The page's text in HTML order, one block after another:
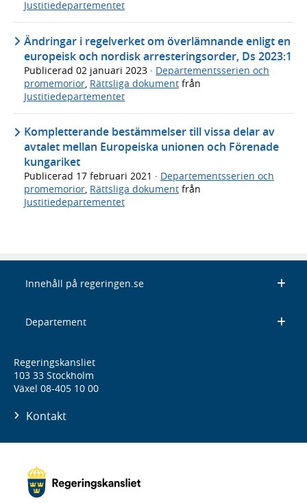
Justitiedepartementet
Ändringar i regel­verket om över­läm­nande enligt en
euro­peisk och nordisk arresterings­order, Ds 2023:1
Publicerad 02 januari 2023 · Departementsserien och
promemorior Rättsliga dokument från
Justitiedepartementet
Kompletterande bestämmelser till vissa delar av
avtalet mellan Europeiska unionen och Förenade
kungariket
Publicerad 17 februari 2021 · Departementsserien och
promemorior, Rättsliga dokument från
Justitiedepartementet
Innehåll på regeringen.se
Departement
Regeringskansliet
103 33 Stockholm
Växel 08-405 10 00
Kontakt